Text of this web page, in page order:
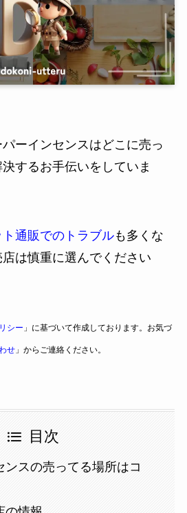
ーインセンスはどこに売っ
するお手伝いをしていま
通販でのトラブルも多くな
は慎重に選んでください
シー 」に基づいて作成しております。お気づ
せ」からご連絡ください。
目次
ンスの売ってる場所はコ